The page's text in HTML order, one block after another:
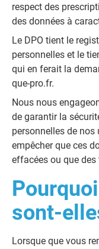
respect des
des données à
Le DPO tient le
personnelles et le
qui en ferait la
que-pro.fr.
Nous nous
de garantir la
personnelles de
empêcher que ces
effacées ou que
sont-
Lorsque que vous